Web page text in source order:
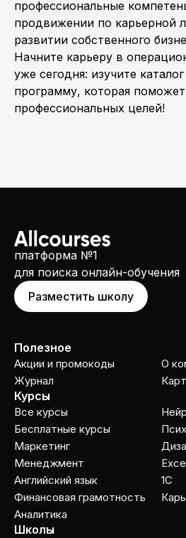
профессиональные
продвижении по карьерной
развитии собственного
Начните карьеру в
уже сегодня: изучите
программу, которая
профессиональных целей!
платформа №1
для поиска онлайн-обучения
Разместить школу
Полезное
Акции и промокоды
Журнал
О
Курсы
Все курсы
Бесплатные курсы
Маркетинг
Менеджмент
Английский язык
Финансовая грамотность
Аналитика
1C
Школы